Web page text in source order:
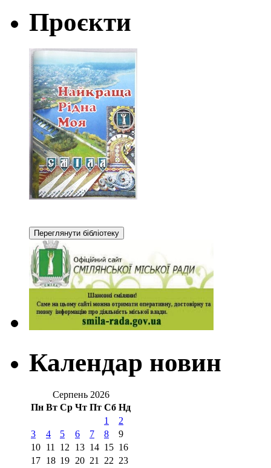
Проєкти
Календар новин
Серпень 2026
Пн Вт Ср Чт Пт Сб Нд
1
2
3
4 5 6 7 8
9
10 11 12 13 14 15 16
17 18 19 20 21 22 23